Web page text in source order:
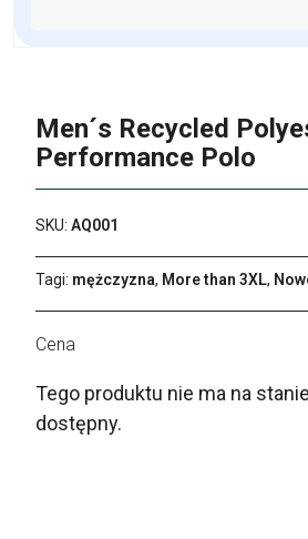
Men´s Recycled
Performance Polo
SKU: AQ001
Tagi: mężczyzna, More than 3XL,
Tego produktu nie ma na
dostępny.